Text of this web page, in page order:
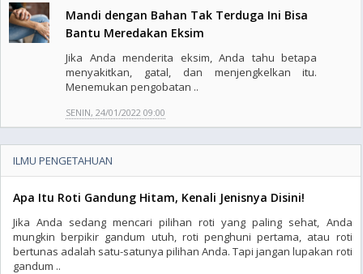
Mandi dengan Bahan Tak Terduga Ini Bisa
Bantu Meredakan Eksim
Jika Anda menderita eksim, Anda tahu betapa
menyakitkan, gatal, dan menjengkelkan itu.
Menemukan pengobatan ..
SENIN, 24/01/2022 09:00
ILMU PENGETAHUAN
Apa Itu Roti Gandung Hitam, Kenali Jenisnya Disini!
Jika Anda sedang mencari pilihan roti yang paling sehat, Anda
mungkin berpikir gandum utuh, roti penghuni pertama, atau roti
bertunas adalah satu-satunya pilihan Anda. Tapi jangan lupakan roti
gandum ..